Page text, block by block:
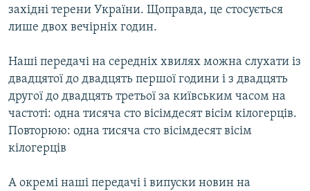
західні терени України. Щоправда, це стосується
лише двох вечірніх годин.
Наші передачі на середніх хвилях можна слухати із
двадцятої до двадцять першої години і з двадцять
другої до двадцять третьої за київським часом на
частоті: одна тисяча сто вісімдесят вісім кілогерців.
Повторюю: одна тисяча сто вісімдесят вісім
кілогерців
А окремі наші передачі і випуски новин на